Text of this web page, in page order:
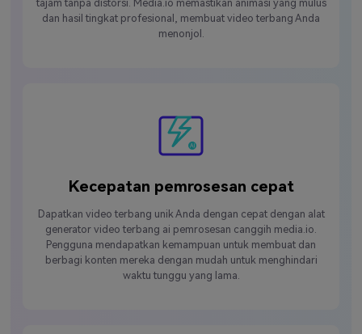
tajam tanpa distorsi. Media.io memastikan animasi yang mulus
dan hasil tingkat profesional, membuat video terbang Anda
menonjol.
Kecepatan pemrosesan cepat
Dapatkan video terbang unik Anda dengan cepat dengan alat
generator video terbang ai pemrosesan canggih media.io.
Pengguna mendapatkan kemampuan untuk membuat dan
berbagi konten mereka dengan mudah untuk menghindari
waktu tunggu yang lama.